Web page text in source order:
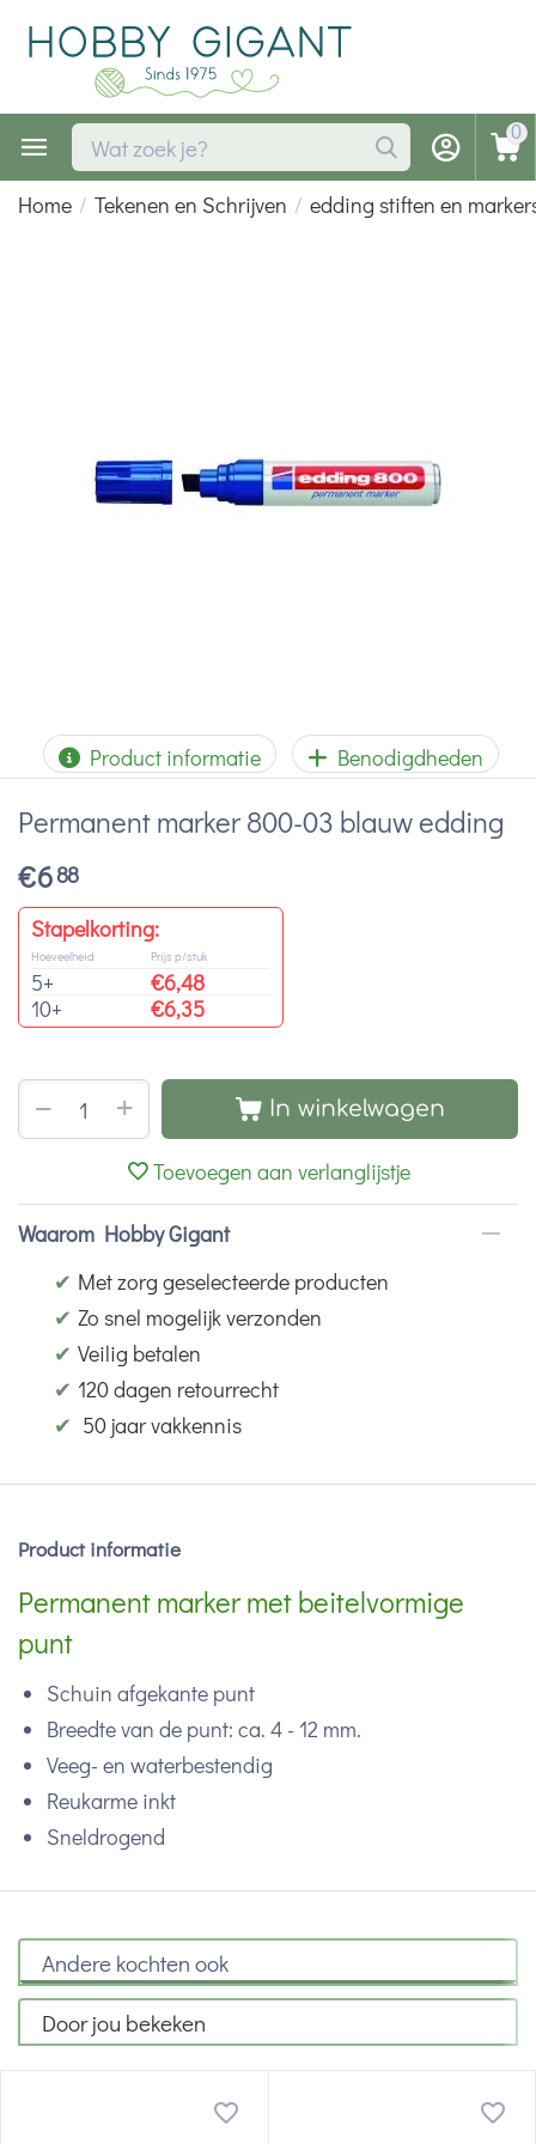
0
Home / Tekenen en Schrijven / edding stiften en
Product informatie Benodigdheden
Permanent marker 800-03 blauw edding
€688
Stapelkorting:
Hoeveelheid
5+
10+
Prijs p/stuk
€6,48
€6,35
+
− In winkelwagen
Toevoegen aan verlanglijstje
Waarom Hobby Gigant
✔ Met zorg geselecteerde producten
✔ Zo snel mogelijk verzonden
✔ Veilig betalen
✔ 120 dagen retourrecht
✔ 50 jaar vakkennis
Product informatie
Permanent marker met beitelvormige
punt
Schuin afgekante punt
Breedte van de punt: ca. 4 - 12 mm.
Veeg- en waterbestendig
Reukarme inkt
Sneldrogend
Andere kochten ook
Door jou bekeken